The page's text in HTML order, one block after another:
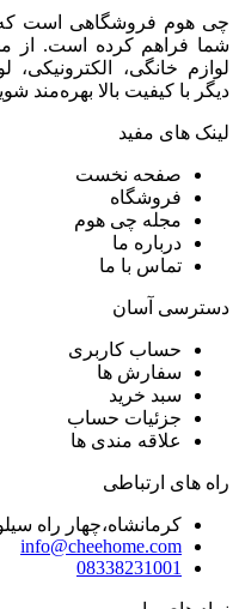
چی هوم فروشگاهی است که
شما فراهم کرده است. از
لوازم خانگی،
دیگر با کیفیت بالا بهره‌مند
لینک های مفید
صفحه نخست
فروشگاه
مجله چی هوم
درباره ما
تماس با ما
دسترسی آسان
حساب کاربری
سفارش ها
سبد خرید
جزئیات حساب
علاقه مندی ها
راه های ارتباطی
کرمانشاه،چهار راه
info@cheehome.com
08338231001